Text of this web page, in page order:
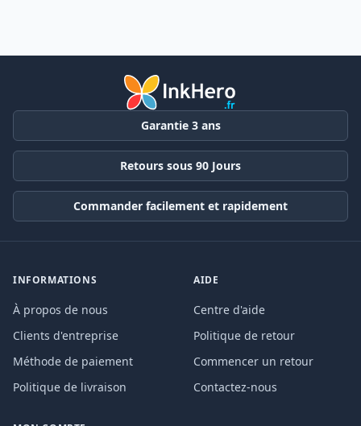
Garantie 3 ans
Retours sous 90 Jours
Commander facilement et rapidement
INFORMATIONS
À propos de nous
Clients d'entreprise
Méthode de paiement
Politique de livraison
AIDE
Centre d'aide
Politique de retour
Commencer un retour
Contactez-nous